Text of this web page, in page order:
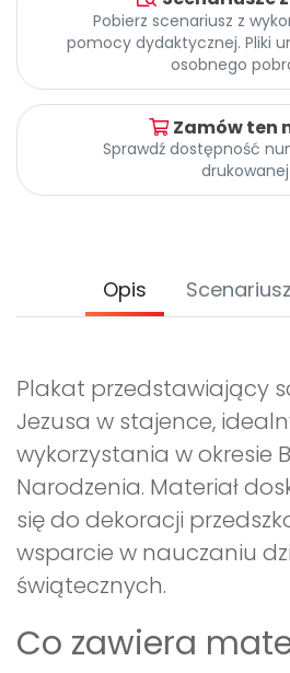
Archiwalne numery
Promocje
Pobierz scenariusz z
pomocy dydaktycznej. Pliki
osobnego
Zamów ten
Sprawdź dostępność
drukowanej
Opis
Plakat przedstawiający
Jezusa w stajence,
wykorzystania w okresie
Narodzenia. Materiał
się do dekoracji
wsparcie w nauczaniu
świątecznych.
Co zawiera